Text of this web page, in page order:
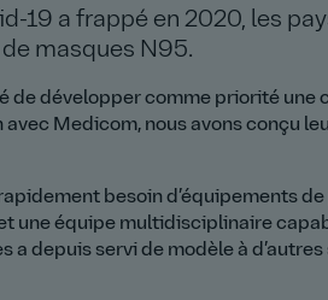
19 a frappé en 2020, les
masques N95.
de développer comme priorité une
Medicom, nous avons conçu
besoin d’équipements
une équipe multidisciplinaire
a depuis servi de modèle à